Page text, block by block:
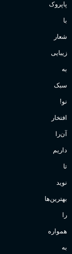
پاپروک
با
شعار
زیبایی
به
سبک
نو!
افتخار
آن‌را
داریم
تا
نوید
بهترین‌ها
را
همواره
به